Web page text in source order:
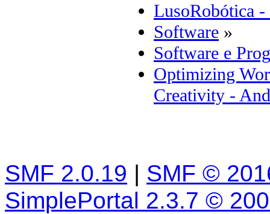
LusoRobótica -
Software »
Software e
Optimizing
Creativity -
SMF 2.0.19 | SMF ©
SimplePortal 2.3.7 ©